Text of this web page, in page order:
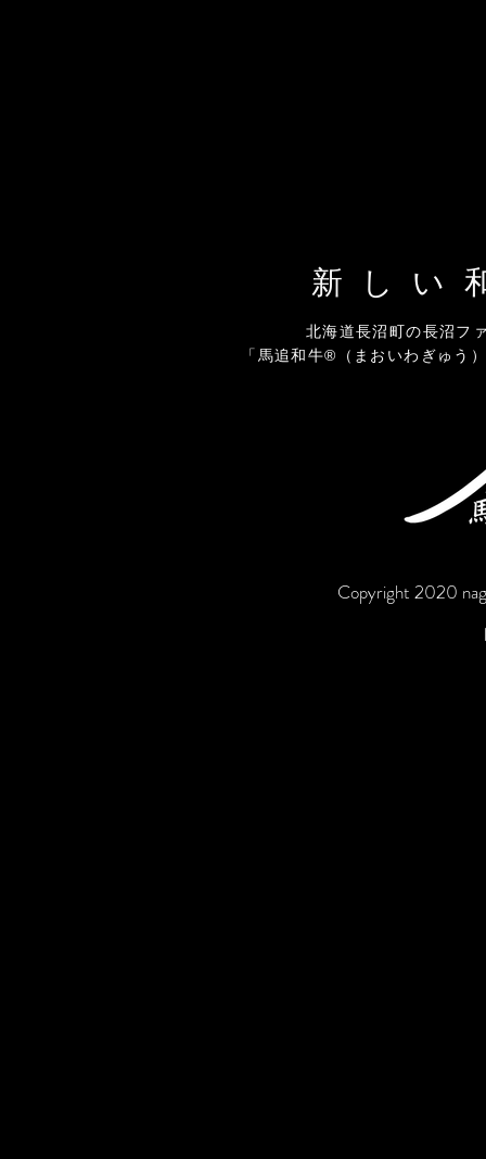
新しい
北海道長沼町の長沼フ
「馬追和牛®（まおいわぎゅう
Copyright 2020